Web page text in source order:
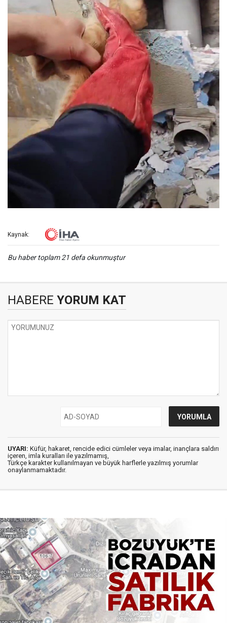
Kaynak:
Bu haber toplam 21 defa okunmuştur
HABERE YORUM KAT
UYARI: Küfür, hakaret, rencide edici cümleler veya imalar, inançlara saldırı
içeren, imla kuralları ile yazılmamış,
Türkçe karakter kullanılmayan ve büyük harflerle yazılmış yorumlar
onaylanmamaktadır.